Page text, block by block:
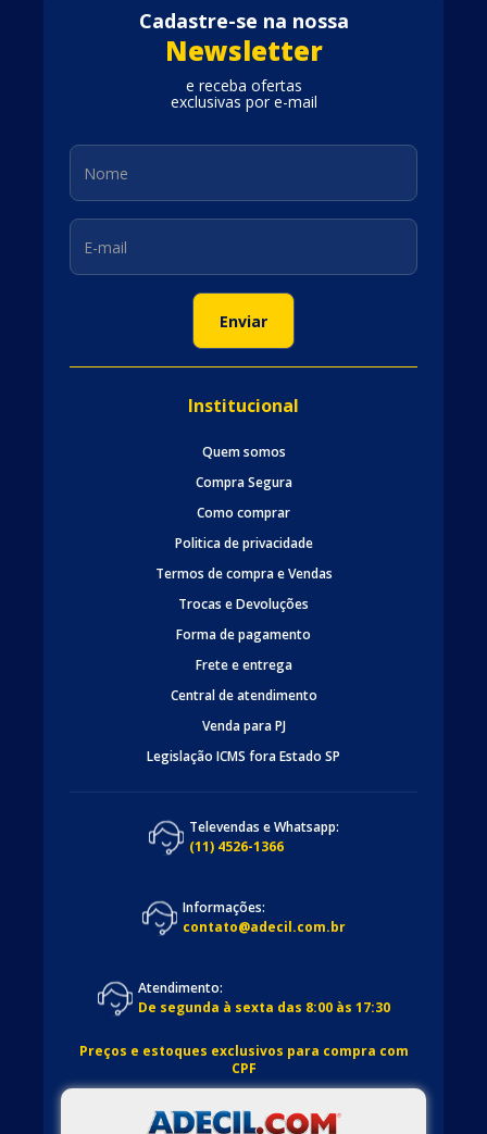
Cadastre-se na nossa
Newsletter
e receba ofertas
exclusivas por e-mail
Institucional
Quem somos
Compra Segura
Como comprar
Politica de privacidade
Termos de compra e Vendas
Trocas e Devoluções
Forma de pagamento
Frete e entrega
Central de atendimento
Venda para PJ
Legislação ICMS fora Estado SP
Televendas e Whatsapp:
(11) 4526-1366
Informações:
contato@adecil.com.br
Atendimento:
De segunda à sexta das 8:00 às 17:30
Preços e estoques exclusivos para compra com
CPF